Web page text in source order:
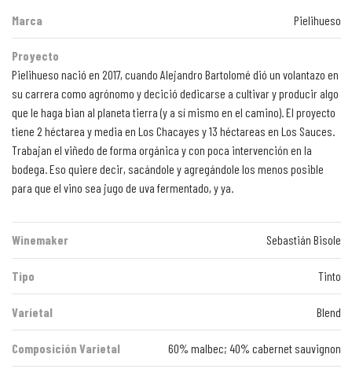
Marca Pielihueso
Proyecto
Pielihueso nació en 2017, cuando Alejandro Bartolomé dió un volantazo en
su carrera como agrónomo y decició dedicarse a cultivar y producir algo
que le haga bian al planeta tierra (y a sí mismo en el camino). El proyecto
tiene 2 héctarea y media en Los Chacayes y 13 héctareas en Los Sauces.
Trabajan el viñedo de forma orgánica y con poca intervención en la
bodega. Eso quiere decir, sacándole y agregándole los menos posible
para que el vino sea jugo de uva fermentado, y ya.
Winemaker Sebastián Bisole
Tipo Tinto
Varietal Blend
Composición Varietal 60% malbec; 40% cabernet sauvignon